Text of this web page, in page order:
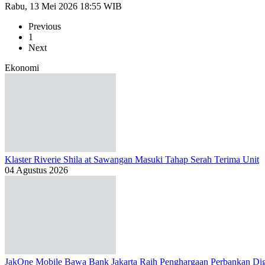
Rabu, 13 Mei 2026 18:55 WIB
Previous
1
Next
Ekonomi
Klaster Riverie Shila at Sawangan Masuki Tahap Serah Terima Unit
04 Agustus 2026
JakOne Mobile Bawa Bank Jakarta Raih Penghargaan Perbankan